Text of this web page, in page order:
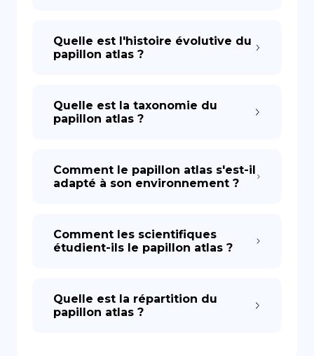
Quelle est l'histoire évolutive du
papillon atlas ?
Quelle est la taxonomie du
papillon atlas ?
Comment le papillon atlas s'est-il
adapté à son environnement ?
Comment les scientifiques
étudient-ils le papillon atlas ?
Quelle est la répartition du
papillon atlas ?